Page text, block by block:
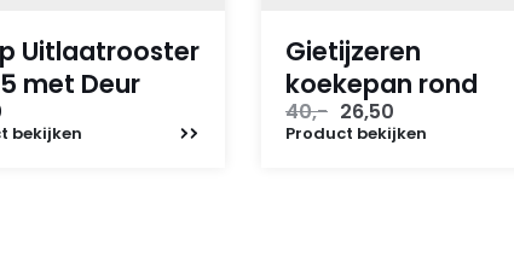
Uitlaatrooster
met Deur
bekijken
Gietijzeren
koekepan rond
40,- Oorspronkelijke
prijs
26,50
prijs
Product bekijken